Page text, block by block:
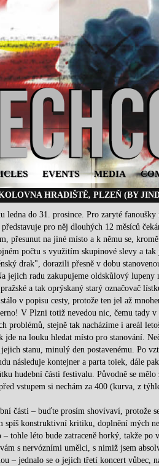
EVENTS MEDIA
HRADIŠTĚ, PLZEŇ (BY
ledna do 31. prosince. Pro zaryté fanoušky
pro něj dlouhých 12 měsíců
přesunut na jiné místo a k němu se,
počtu s využitím skupinové slevy a
drak", dorazili přesně v dobu
jejich radu zakupujeme oldskůlový lupeny
a tak oprýskaný starý označovač
v popisu cesty, protože ten jel až
V Plzni totiž nevedou nic, čemu tady
problémů, stejně tak nacházíme i areál
na louku hledat místo pro stanování.
stanu, minulý den postavenému. Po
následuje kontejner a parta toiek, dále
hudební části festivalu. Původně se
vstupem si nechám za 400 (kurva, z
části – buďte prosím shovívaví, protože
spíš konstruktivní kritiku, doplnění mých
tohle léto bude zatraceně horký, takže
s nervózními umělci, s nimiž jsem
– jednalo se o jejich třetí koncert vůbec,